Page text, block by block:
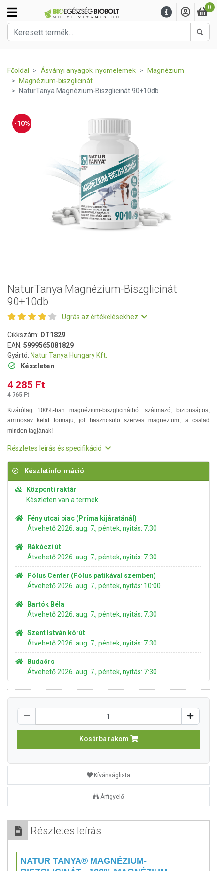
0
Főoldal Ásványi anyagok, nyomelemek
Magnézium
Magnézium-biszglicinát
NaturTanya Magnézium-Biszglicinát 90+10db
-10%
NaturTanya Magnézium-Biszglicinát
90+10db
Ugrás az értékelésekhez
Cikkszám: DT1829
EAN: 5999565081829
Gyártó: Natur Tanya Hungary Kft.
Készleten
4 285 Ft
4 765 Ft
Kizárólag 100%-ban magnézium-biszglicinátból származó, biztonságos,
aminosav kelát formájú, jól hasznosuló szerves magnézium, a család
minden tagjának!
Részletes leírás és specifikáció
Készletinformáció
Központi raktár
Készleten van a termék
Fény utcai piac (Príma kijáratánál)
Átvehető 2026. aug. 7., péntek, nyitás: 7:30
Rákóczi út
Átvehető 2026. aug. 7., péntek, nyitás: 7:30
Pólus Center (Pólus patikával szemben)
Átvehető 2026. aug. 7., péntek, nyitás: 10:00
Bartók Béla
Átvehető 2026. aug. 7., péntek, nyitás: 7:30
Szent István körút
Átvehető 2026. aug. 7., péntek, nyitás: 7:30
Budaörs
Átvehető 2026. aug. 7., péntek, nyitás: 7:30
Kosárba rakom
Kívánságlista
Árfigyelő
Részletes leírás
NATUR TANYA® MAGNÉZIUM-